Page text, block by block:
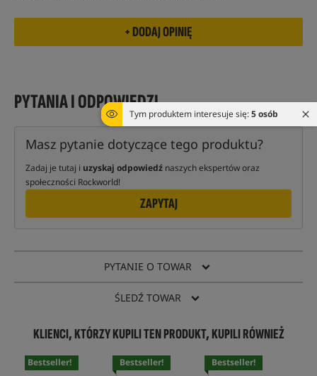
Tym produktem interesuje się:5 osób
PYTANIA I ODPOWIEDZI
Masz pytanie dotyczące tego produktu?
Zadaj je tutaj i uzyskaj odpowiedź naszych ekspertów oraz
społeczności Rockworld!
ZAPYTAJ
PYTANIE O TOWAR
ŚLEDŹ TOWAR
KLIENCI, KTÓRZY KUPILI TEN PRODUKT, KUPILI RÓWNIEŻ
Bestseller! Bestseller! Bestseller!